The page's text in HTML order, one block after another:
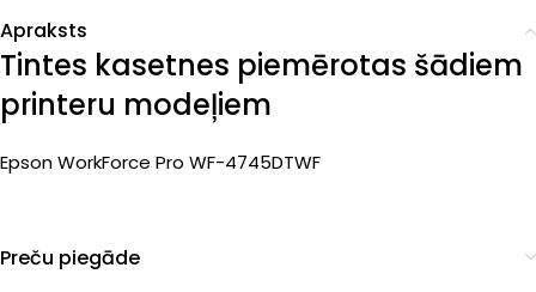
Apraksts
Tintes kasetnes piemērotas šādiem
printeru modeļiem
Epson WorkForce Pro WF-4745DTWF
Preču piegāde